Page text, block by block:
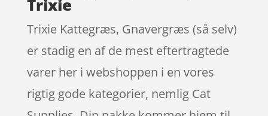
Trixie
Trixie Kattegræs, Gnavergræs (så selv)
er stadig en af de mest eftertragtede
varer her i webshoppen i en vores
rigtig gode kategorier, nemlig Cat